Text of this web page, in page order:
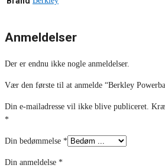
Anmeldelser
Der er endnu ikke nogle anmeldelser.
Vær den første til at anmelde “Berkley
Din e-mailadresse vil ikke blive publiceret.
*
Din bedømmelse *
Din anmeldelse *